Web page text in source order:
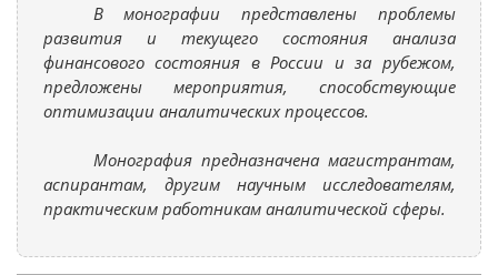
В монографии представлены проблемы
развития и текущего состояния анализа
финансового состояния в России и за рубежом,
предложены мероприятия, способствующие
оптимизации аналитических процессов.
Монография предназначена магистрантам,
аспирантам, другим научным исследователям,
практическим работникам аналитической сферы.